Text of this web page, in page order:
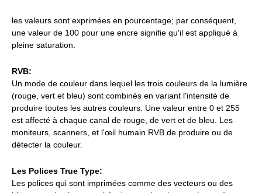
les valeurs sont exprimées en pourcentage; par conséquent,
une valeur de 100 pour une encre signifie qu'il est appliqué à
pleine saturation.
RVB:
Un mode de couleur dans lequel les trois couleurs de la lumière
(rouge, vert et bleu) sont combinés en variant l'intensité de
produire toutes les autres couleurs. Une valeur entre 0 et 255
est affecté à chaque canal de rouge, de vert et de bleu. Les
moniteurs, scanners, et l'œil humain RVB de produire ou de
détecter la couleur.
Les Polices True Type:
Les polices qui sont imprimées comme des vecteurs ou des